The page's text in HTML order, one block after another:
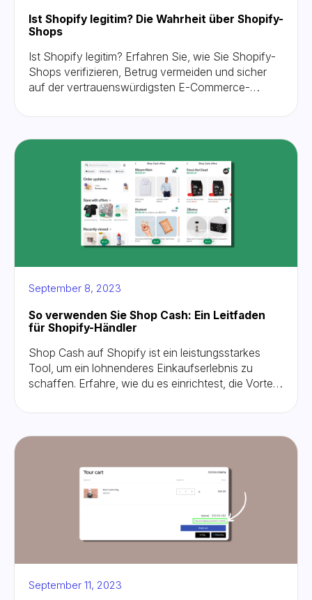
Ist Shopify legitim? Die Wahrheit über Shopify-
Shops
Ist Shopify legitim? Erfahren Sie, wie Sie Shopify-
Shops verifizieren, Betrug vermeiden und sicher
auf der vertrauenswürdigsten E-Commerce-
können.
September 8, 2023
So verwenden Sie Shop Cash: Ein Leitfaden
für Shopify-Händler
Shop Cash auf Shopify ist ein leistungsstarkes
Tool, um ein lohnenderes Einkaufserlebnis zu
schaffen. Erfahre, wie du es einrichtest, die Vorteile
behebst. In diesem umfassenden Leitfaden
September 11, 2023